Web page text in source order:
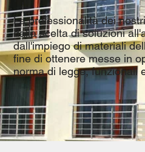
La professionalità dei
dalla scelta di soluzioni
dall'impiego di materiali
fine di ottenere messe in
norma di legge, funzionali